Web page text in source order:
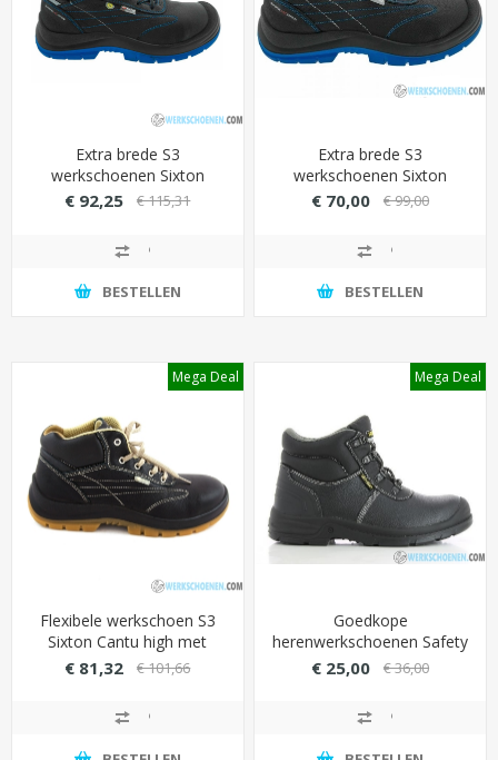
Extra brede S3
werkschoenen Sixton
Belluno hoog met Dual
€ 92,25 € 115,31
BESTELLEN
Extra brede S3
werkschoenen Sixton
Brescia met Dual Micro
€ 70,00 € 99,00
BESTELLEN
Mega Deal
Flexibele werkschoen S3
Sixton Cantu high met
waterafstotende leder
€ 81,32 € 101,66
Mega Deal
Goedkope
herenwerkschoenen Safety
Jogger S3 Bestboy hoog
€ 25,00 € 36,00